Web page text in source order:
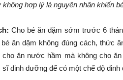
hợp lý là nguyên nhân khiến
Cho bé ăn dặm sớm trước 6
ăn dặm không đúng cách, thức
cho ăn nước hầm mà không cho
dinh dưỡng để có một chế độ